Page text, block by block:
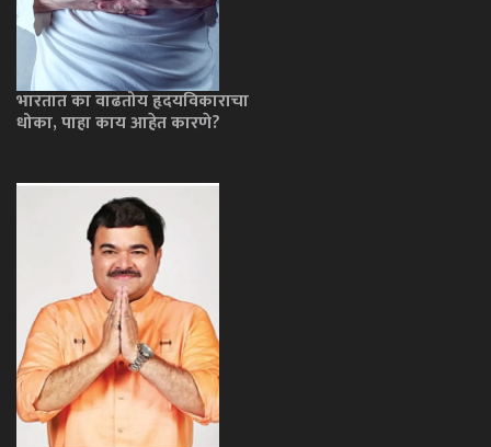
भारतात का वाढतोय हृदयविकाराचा
धोका, पाहा काय आहेत कारणे?